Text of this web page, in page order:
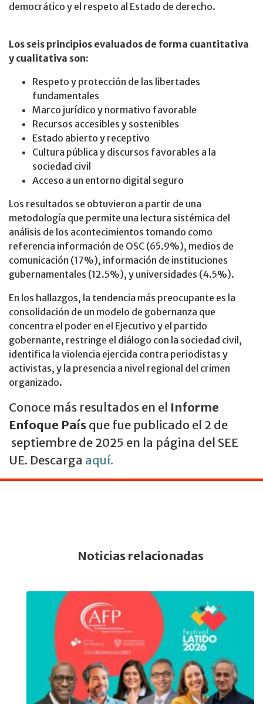
democrático y el respeto al Estado de derecho.
Los seis principios evaluados de forma cuantitativa
y cualitativa son:
Respeto y protección de las libertades
fundamentales
Marco jurídico y normativo favorable
Recursos accesibles y sostenibles
Estado abierto y receptivo
Cultura pública y discursos favorables a la
sociedad civil
Acceso a un entorno digital seguro
Los resultados se obtuvieron a partir de una
metodología que permite una lectura sistémica del
análisis de los acontecimientos tomando como
referencia información de OSC (65.9%), medios de
comunicación (17%), información de instituciones
gubernamentales (12.5%), y universidades (4.5%).
En los hallazgos, la tendencia más preocupante es la
consolidación de un modelo de gobernanza que
concentra el poder en el Ejecutivo y el partido
gobernante, restringe el diálogo con la sociedad civil,
identifica la violencia ejercida contra periodistas y
activistas, y la presencia a nivel regional del crimen
organizado.
Conoce más resultados en el Informe
Enfoque País que fue publicado el 2 de
septiembre de 2025 en la página del SEE
UE. Descarga aquí.
Noticias relacionadas